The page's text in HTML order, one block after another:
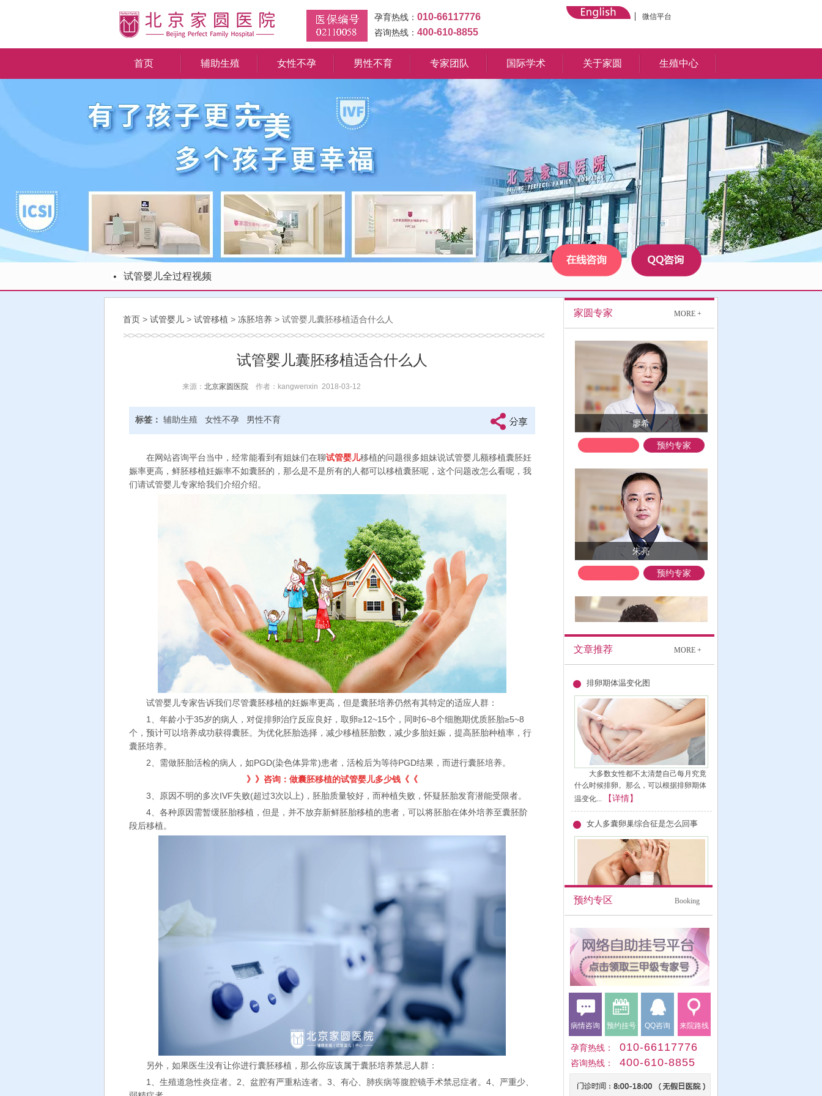
微信平台
孕育热线： 010-66117776
咨询热线： 400-610-8855
首页 辅助生殖 女性不孕 男性不育 专家团队 国际学术 关于家圆 生殖中心
试管婴儿全过程视频
超详细!家圆医院试管婴儿患者就诊
想要试管婴儿应赶在45岁前
首页 > 试管婴儿 > 试管移植 > 冻胚培养 > 试管婴儿囊胚移植适合什么人
试管婴儿囊胚移植适合什么人
来源： 北京家圆医院作者：kangwenxin 2018-03-12
标签： 辅助生殖 女性不孕 男性不育
在网站咨询平台当中，经常能看到有姐妹们在聊试管婴儿移植的问题很多姐妹说试管婴儿额移植囊胚妊
娠率更高，鲜胚移植妊娠率不如囊胚的，那么是不是所有的人都可以移植囊胚呢，这个问题改怎么看呢，我
们请试管婴儿专家给我们介绍介绍。
试管婴儿专家告诉我们尽管囊胚移植的妊娠率更高，但是囊胚培养仍然有其特定的适应人群：
1、年龄小于35岁的病人，对促排卵治疗反应良好，取卵≥12~15个，同时6~8个细胞期优质胚胎≥5~8
个，预计可以培养成功获得囊胚。为优化胚胎选择，减少移植胚胎数，减少多胎妊娠，提高胚胎种植率，行
囊胚培养。
2、需做胚胎活检的病人，如PGD(染色体异常)患者，活检后为等待PGD结果，而进行囊胚培养。
》》咨询：做囊胚移植的试管婴儿多少钱《《
3、原因不明的多次IVF失败(超过3次以上)，胚胎质量较好，而种植失败，怀疑胚胎发育潜能受限者。
4、各种原因需暂缓胚胎移植，但是，并不放弃新鲜胚胎移植的患者，可以将胚胎在体外培养至囊胚阶
段后移植。
另外，如果医生没有让你进行囊胚移植，那么你应该属于囊胚培养禁忌人群：
1、生殖道急性炎症者。2、盆腔有严重粘连者。3、有心、肺疾病等腹腔镜手术禁忌症者。4、严重少、
家圆专家 MORE +
廖希
预约专家
朱亮
预约专家
李克敏
预约专家
预约专家
预约专家
文章推荐 MORE +
排卵期体温变化图
大多数女性都不太清楚自己每月究竟
什么时候排卵。那么，可以根据排卵期体
温变化...
【详情】
女人多囊卵巢综合征是怎么回事
大概有25-30%的女人，因为多囊卵巢
综合征，造成不孕症。不少朋友，对多囊
卵巢综...【详情】
女性输卵管不通有哪些症状？
通有哪些症状？近年来，输卵管不通患者
预约专区 Booking
病情咨询 预约挂号 QQ咨询 来院路线
孕育热线： 010-66117776
咨询热线： 400-610-8855